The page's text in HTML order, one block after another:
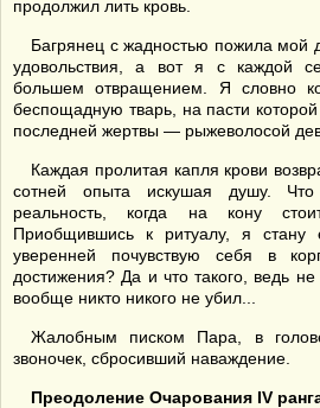
продолжил лить кровь.
Багрянец с жадностью пожила мой
удовольствия, а вот я с каждой
большем отвращением. Я словно
беспощадную тварь, на пасти
последней жертвы — рыжеволосой
Каждая пролитая капля крови
сотней опыта искушая душу.
реальность, когда на кону
Приобщившись к ритуалу, я стану
уверенней почувствую себя в
достижения? Да и что такого, ведь
вообще никто никого не убил...
Жалобным писком Пара, в
звоночек, сбросивший наваждение.
Преодоление Очарования IV